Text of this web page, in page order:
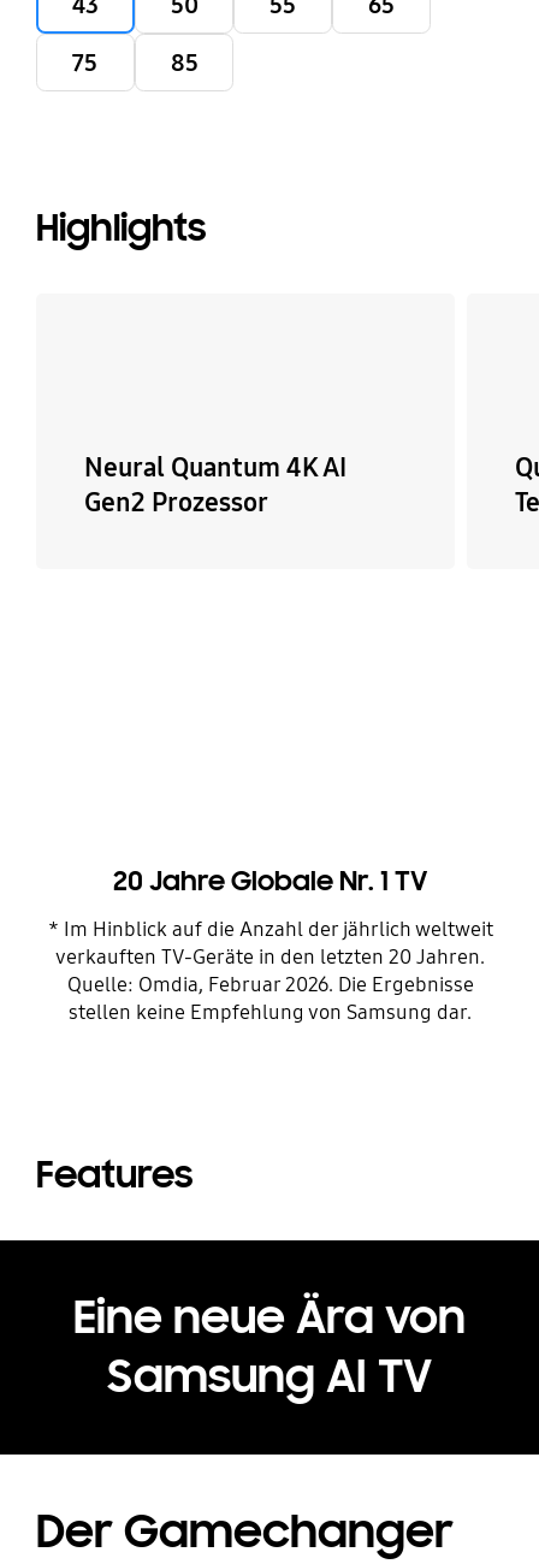
75
85
Highlights
Neural Quantum 4K AI
Gen2 Prozessor
20 Jahre Globale Nr. 1 TV
* Im Hinblick auf die Anzahl der jährlich weltweit
verkauften TV-Geräte in den letzten 20 Jahren.
Quelle: Omdia, Februar 2026. Die Ergebnisse
stellen keine Empfehlung von Samsung dar.
Features
Eine neue Ära von
Samsung AI TV
Der Gamechanger